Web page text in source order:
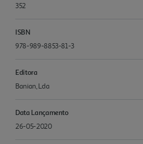
352
ISBN
978-989-8853-81-3
Editora
Banian, Lda
Data Lançamento
26-05-2020